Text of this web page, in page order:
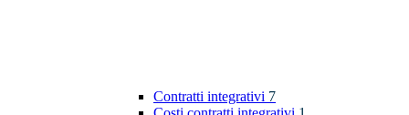
Contratti integrativi 7